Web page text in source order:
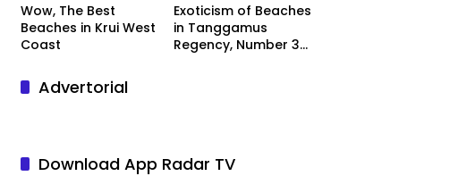
Wow, The Best
Beaches in Krui West
Coast
Exoticism of Beaches
in Tanggamus
Regency, Number 3
Advertorial
Download App Radar TV